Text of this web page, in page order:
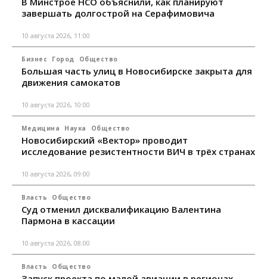
завершать долгострой на Серафимовича
10 августа 2026, 11:00
Бизнес Город Общество
Большая часть улиц в Новосибирске закрыта для
движения самокатов
10 августа 2026, 10:00
Медицина Наука Общество
Новосибирский «Вектор» проводит
исследование резистентности ВИЧ в трёх странах
10 августа 2026, 09:00
Власть Общество
Суд отменил дисквалификацию Валентина
Пармона в кассации
10 августа 2026, 08:00
Власть Общество